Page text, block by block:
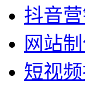
抖音
网站
短视